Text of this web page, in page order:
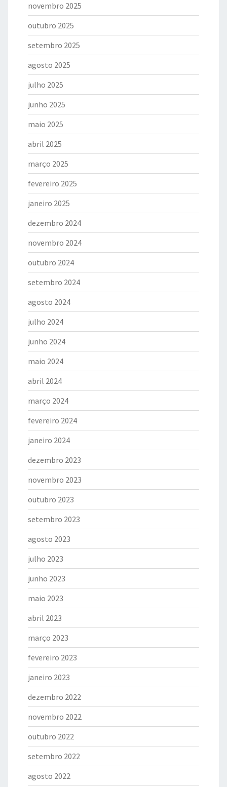
novembro 2025
outubro 2025
setembro 2025
agosto 2025
julho 2025
junho 2025
maio 2025
abril 2025
março 2025
fevereiro 2025
janeiro 2025
dezembro 2024
novembro 2024
outubro 2024
setembro 2024
agosto 2024
julho 2024
junho 2024
maio 2024
abril 2024
março 2024
fevereiro 2024
janeiro 2024
dezembro 2023
novembro 2023
outubro 2023
setembro 2023
agosto 2023
julho 2023
junho 2023
maio 2023
abril 2023
março 2023
fevereiro 2023
janeiro 2023
dezembro 2022
novembro 2022
outubro 2022
setembro 2022
agosto 2022